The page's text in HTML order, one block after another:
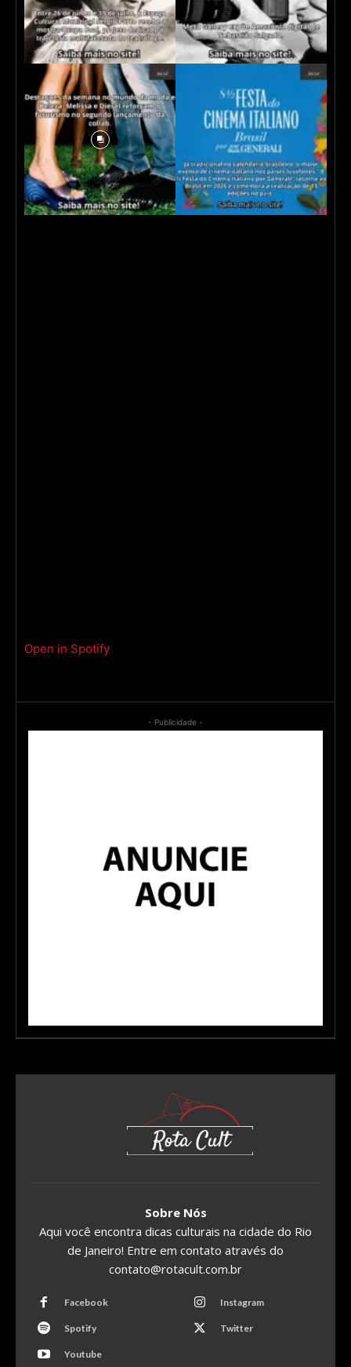
Open in Spotify
- Publicidade -
Sobre Nós
Aqui você encontra dicas culturais na cidade do Rio
de Janeiro! Entre em contato através do
contato@rotacult.com.br
Facebook Instagram
Spotify Twitter
Youtube